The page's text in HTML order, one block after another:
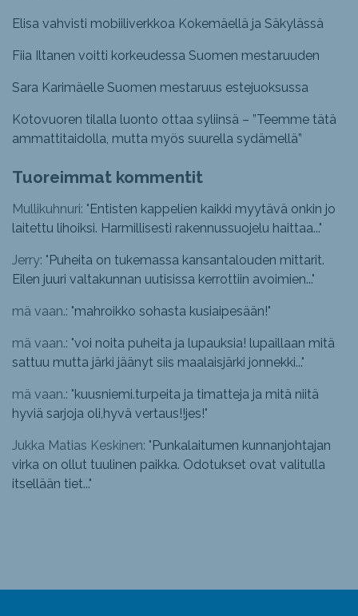
Elisa vahvisti mobiiliverkkoa Kokemäellä ja Säkylässä
Fiia Iltanen voitti korkeudessa Suomen mestaruuden
Sara Karimäelle Suomen mestaruus estejuoksussa
Kotovuoren tilalla luonto ottaa syliinsä – ”Teemme tätä
ammattitaidolla, mutta myös suurella sydämellä”
Tuoreimmat kommentit
Mullikuhnuri: "Entisten kappelien kaikki myytävä onkin jo
laitettu lihoiksi. Harmillisesti rakennussuojelu haittaa..."
Jerry: "Puheita on tukemassa kansantalouden mittarit.
Eilen juuri valtakunnan uutisissa kerrottiin avoimien..."
mä vaan.: "mahroikko sohasta kusiaipesään!"
mä vaan.: "voi noita puheita ja lupauksia! lupaillaan mitä
sattuu mutta järki jäänyt siis maalaisjärki jonnekki..."
mä vaan.: "kuusniemi.turpeita ja timatteja ja mitä niitä
hyviä sarjoja oli,hyvä vertaus!!jes!"
Jukka Matias Keskinen: "Punkalaitumen kunnanjohtajan
virka on ollut tuulinen paikka. Odotukset ovat valitulla
itsellään tiet..."